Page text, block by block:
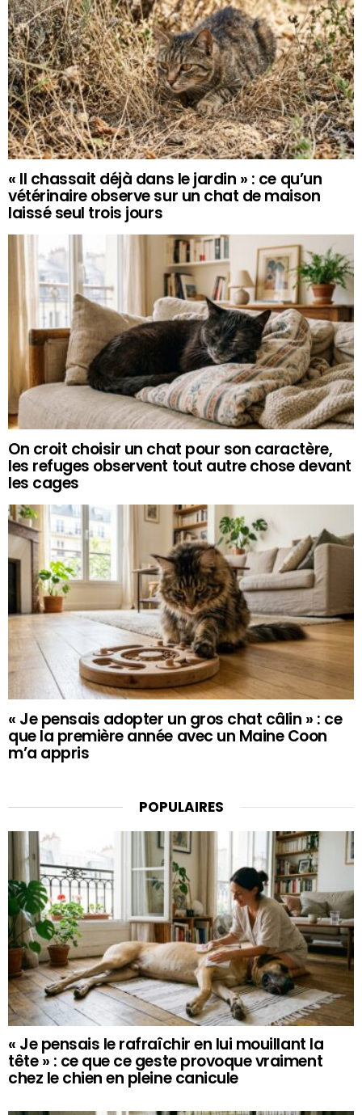
« Il chassait déjà dans le jardin » : ce qu’un
vétérinaire observe sur un chat de maison
laissé seul trois jours
On croit choisir un chat pour son caractère,
les refuges observent tout autre chose devant
les cages
« Je pensais adopter un gros chat câlin » : ce
que la première année avec un Maine Coon
m’a appris
POPULAIRES
« Je pensais le rafraîchir en lui mouillant la
tête » : ce que ce geste provoque vraiment
chez le chien en pleine canicule